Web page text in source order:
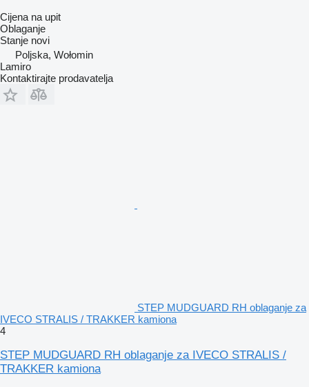
Cijena na upit
Oblaganje
Stanje novi
Poljska, Wołomin
Lamiro
Kontaktirajte prodavatelja
STEP MUDGUARD RH oblaganje za
IVECO STRALIS / TRAKKER kamiona
4
STEP MUDGUARD RH oblaganje za IVECO STRALIS /
TRAKKER kamiona